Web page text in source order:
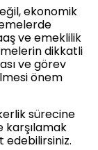
ekonomik
ve emeklilik
dikkatli
ve görev
önem
sürecine
karşılamak
edebilirsiniz.